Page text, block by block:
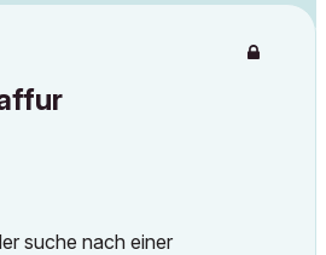
suche nach einer